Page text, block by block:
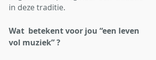
in deze traditie.
Wat  betekent voor jou “een leven
vol muziek” ?